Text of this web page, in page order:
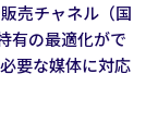
売チャネル（国
有の最適化がで
要な媒体に対応